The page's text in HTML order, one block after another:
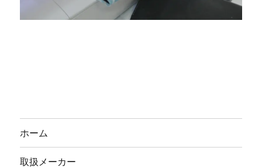
ホーム
取扱メーカー